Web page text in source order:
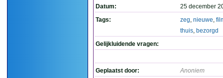
Datum:
25 december
Tags:
zeg, nieuwe,
thuis, bezorgd
Gelijkluidende vragen:
Geplaatst door: Anoniem